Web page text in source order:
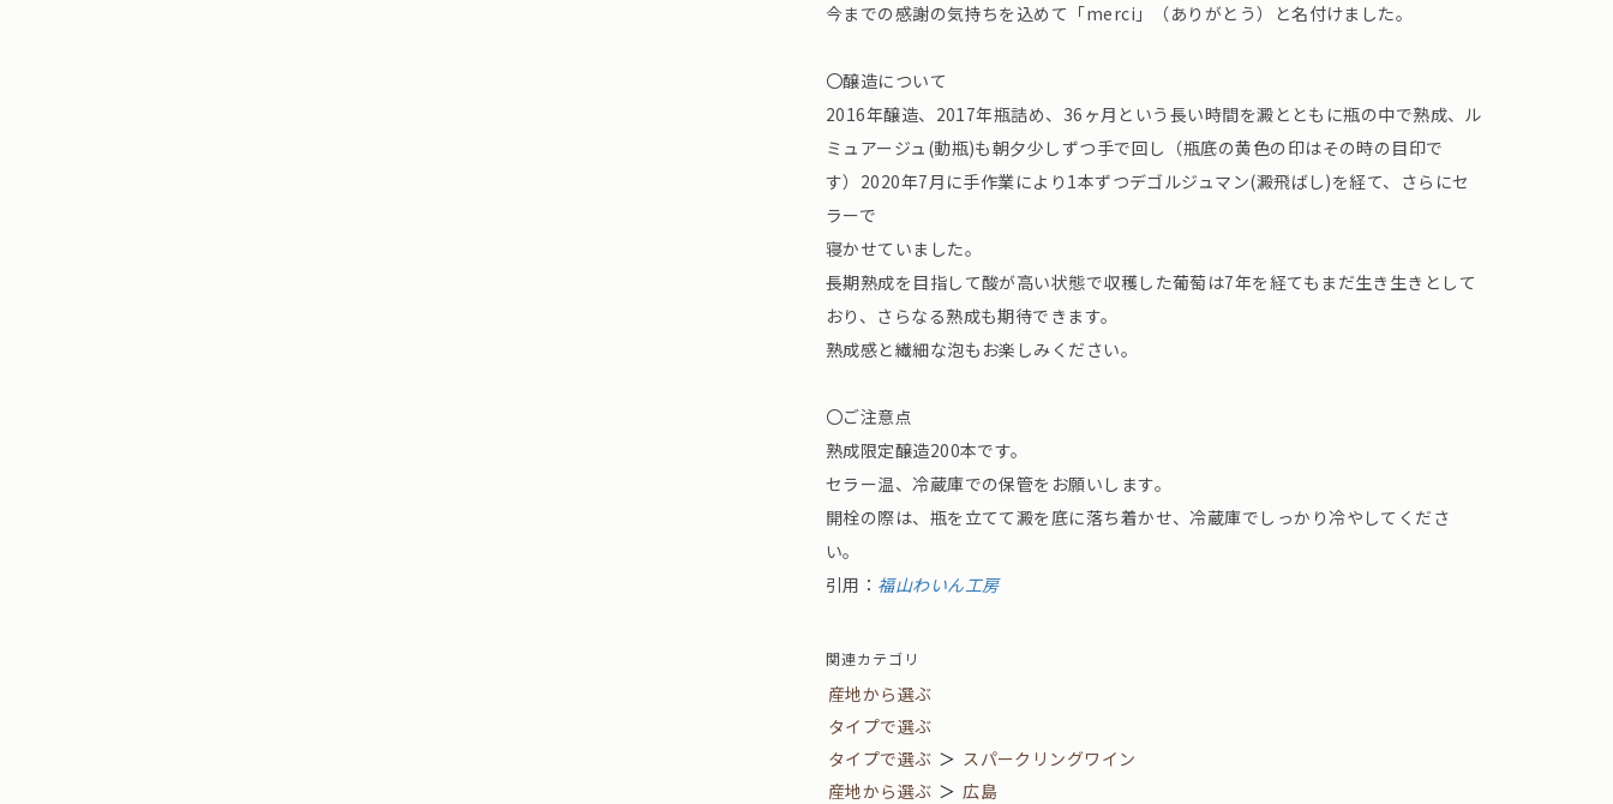
今までの感謝の気持ちを込めて「merci」（ありがとう）と名付けました。
〇醸造について
2016年醸造、2017年瓶詰め、36ヶ月という長い時間を澱とともに瓶の中で熟成、ル
ミュアージュ(動瓶)も朝夕少しずつ手で回し（瓶底の黄色の印はその時の目印で
す）2020年7月に手作業により1本ずつデゴルジュマン(澱飛ばし)を経て、さらにセ
ラーで
寝かせていました。
長期熟成を目指して酸が高い状態で収穫した葡萄は7年を経てもまだ生き生きとして
おり、さらなる熟成も期待できます。
熟成感と繊細な泡もお楽しみください。
〇ご注意点
熟成限定醸造200本です。
セラー温、冷蔵庫での保管をお願いします。
開栓の際は、瓶を立てて澱を底に落ち着かせ、冷蔵庫でしっかり冷やしてくださ
い。
引用： 福山わいん工房
関連カテゴリ
産地から選ぶ
タイプで選ぶ
タイプで選ぶ ＞ スパークリングワイン
産地から選ぶ ＞ 広島